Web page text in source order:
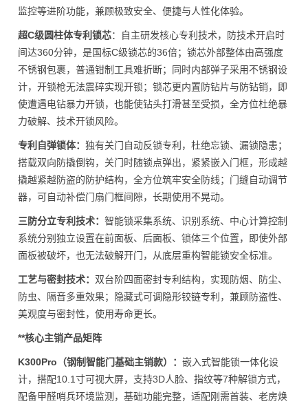
监控等进阶功能，兼顾极致安全、便捷与人性化体验。
超C级圆柱体专利锁芯：自主研发核心专利技术，防技术开启时
间达360分钟，是国标C级锁芯的36倍；锁芯外部整体由高强度
不锈钢包裹，普通钳制工具难折断；同时内部弹子采用不锈钢设
计，开锁枪无法震碎实现开锁；锁芯更内置防钻片与防钻销，即
使遭遇电钻暴力开锁，也能使钻头打滑甚至受损，全方位杜绝暴
力破解、技术开锁风险。
专利自弹锁体： 独有关门自动反锁专利，杜绝忘锁、漏锁隐患；
搭载双向防撬倒钩，关门时随锁点弹出，紧紧嵌入门框，形成越
撬越紧越防盗的防护结构，全方位筑牢安全防线；门缝自动调节
器，可自动补偿门扇门框间隙，长期使用不晃动。
三防分立专利技术： 智能锁采集系统、识别系统、中心计算控制
系统分别独立设置在前面板、后面板、锁体三个位置，即使外部
面板被破坏，也无法破解开门，从底层重构智能锁安全标准。
工艺与密封技术： 双台阶四面密封专利结构，实现防烟、防尘、
防虫、隔音多重效果；隐藏式可调隐形铰链专利，兼顾防盗性、
美观度与密封性，使用寿命更长。
**核心主销产品矩阵
K300Pro（钢制智能门基础主销款）： 嵌入式智能锁一体化设
计，搭配10.1寸可视大屏，支持3D人脸、指纹等7种解锁方式，
配备甲醛哨兵环境监测，基础功能完整，适配刚需首装、老房焕